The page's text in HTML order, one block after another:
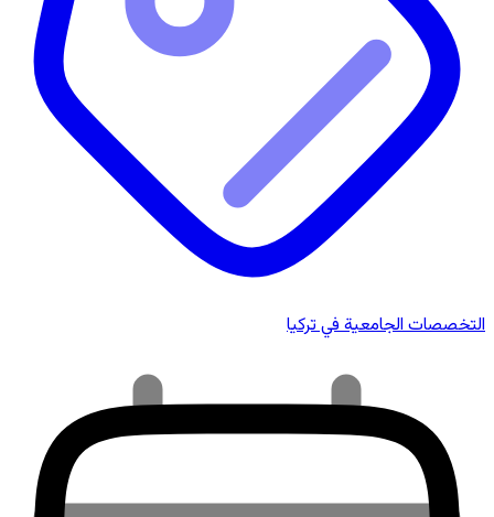
التخصصات الجامعية في تركيا